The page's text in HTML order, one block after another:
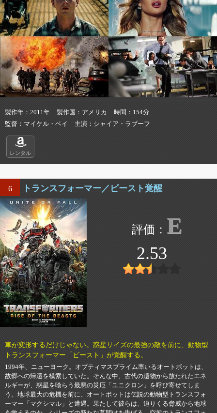
製作年 2011年 製作国 アメリカ 時間
154分
監督
マイケル・ベイ 主演 シャイア・ラブーフ
レンタル
6 トランスフォーマー／ビースト覚醒
E
2.53
車が変形するだけじゃない。惑星サイズの最強の敵を前に、動物型
トランスフォーマー「ビースト」が覚醒する。
1994年、ニューヨーク。オプティマスプライム率いるオートボットは、
故郷への帰還を模索していた。そんな中、古代の遺物から放たれたエネ
ルギーが、惑星を喰らう最悪の災厄「ユニクロン」を呼び寄せてしま
う。地球最大の危機を前に、オートボットは伝説の動物型トランスフォ
ーマー「マクシマル」と遭遇。果たして彼らは、迫りくる脅威から地球